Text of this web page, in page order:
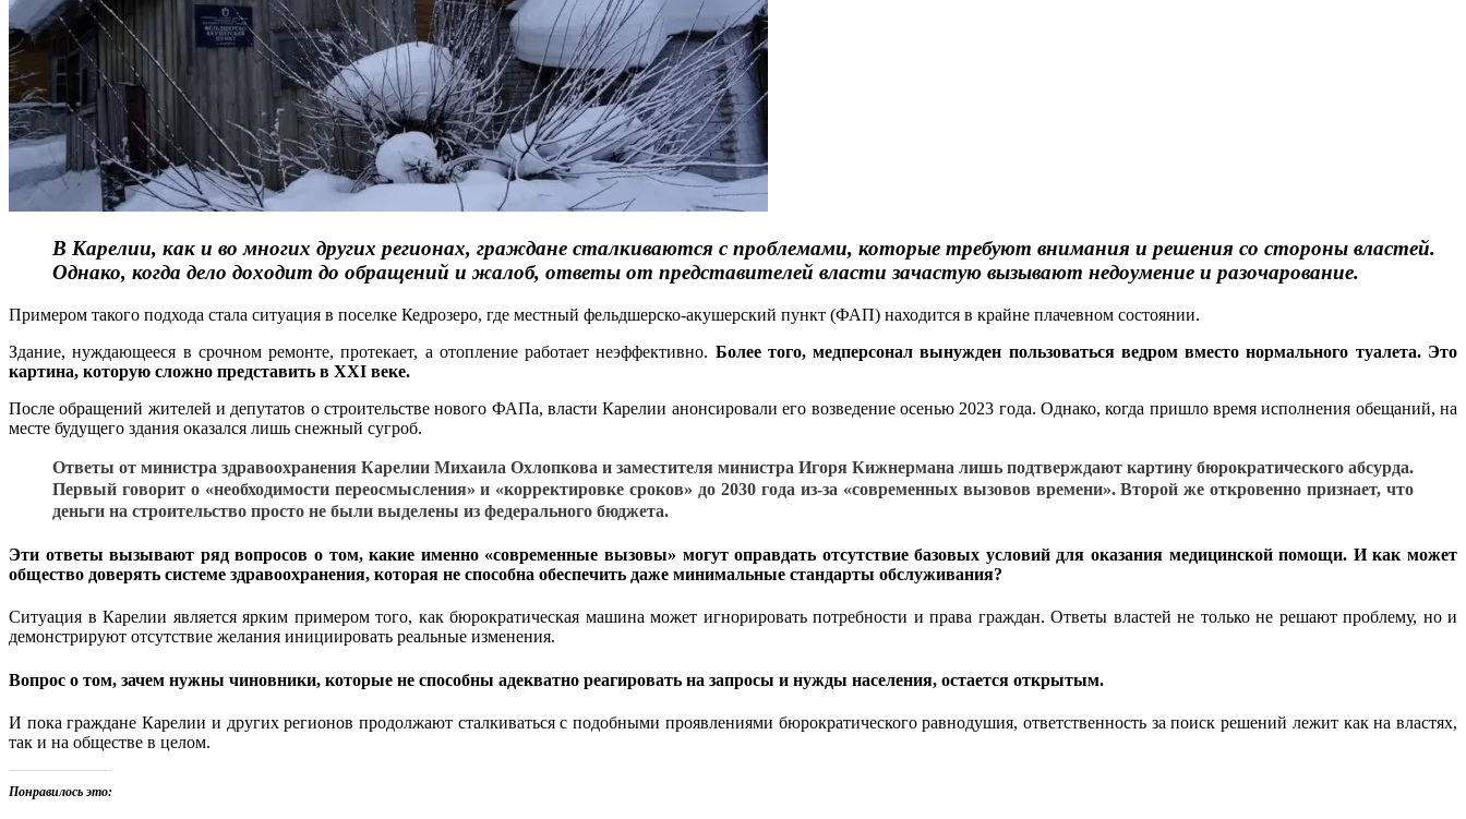
В Карелии, как и во многих других регионах, граждане сталкиваются с проблемами, которые требуют внимания и решения со стороны властей.
Однако, когда дело доходит до обращений и жалоб, ответы от представителей власти зачастую вызывают недоумение и разочарование.
Примером такого подхода стала ситуация в поселке Кедрозеро, где местный фельдшерско-акушерский пункт (ФАП) находится в крайне плачевном состоянии.
Здание, нуждающееся в срочном ремонте, протекает, а отопление работает неэффективно. Более того, медперсонал вынужден пользоваться ведром вместо нормального туалета. Это
картина, которую сложно представить в XXI веке.
После обращений жителей и депутатов о строительстве нового ФАПа, власти Карелии анонсировали его возведение осенью 2023 года. Однако, когда пришло время исполнения обещаний, на
месте будущего здания оказался лишь снежный сугроб.
Ответы от министра здравоохранения Карелии Михаила Охлопкова и заместителя министра Игоря Кижнермана лишь подтверждают картину бюрократического абсурда.
Первый говорит о «необходимости переосмысления» и «корректировке сроков» до 2030 года из-за «современных вызовов времени». Второй же откровенно признает, что
деньги на строительство просто не были выделены из федерального бюджета.
Эти ответы вызывают ряд вопросов о том, какие именно «современные вызовы» могут оправдать отсутствие базовых условий для оказания медицинской помощи. И как может
общество доверять системе здравоохранения, которая не способна обеспечить даже минимальные стандарты обслуживания?
Ситуация в Карелии является ярким примером того, как бюрократическая машина может игнорировать потребности и права граждан. Ответы властей не только не решают проблему, но и
демонстрируют отсутствие желания инициировать реальные изменения.
Вопрос о том, зачем нужны чиновники, которые не способны адекватно реагировать на запросы и нужды населения, остается открытым.
И пока граждане Карелии и других регионов продолжают сталкиваться с подобными проявлениями бюрократического равнодушия, ответственность за поиск решений лежит как на властях,
так и на обществе в целом.
Понравилось это: